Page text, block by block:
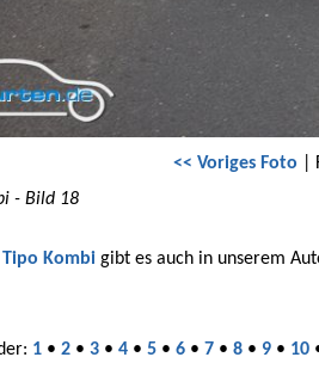
<< Voriges Foto |
- Bild 18
Tipo Kombi gibt es auch in unserem
1 • 2 • 3 • 4 • 5 • 6 • 7 • 8 • 9 • 10